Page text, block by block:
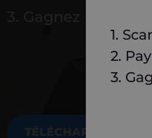
TÉLÉCHARGEZ
1.
2.
3.